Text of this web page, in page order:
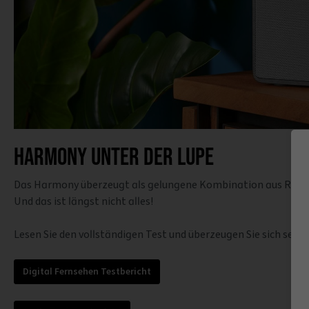
Harmony unter der Lupe
Das Harmony überzeugt als gelungene Kombination aus
Und das ist längst nicht alles!
Lesen Sie den vollständigen Test und überzeugen Sie sich
Digital Fernsehen Testbericht